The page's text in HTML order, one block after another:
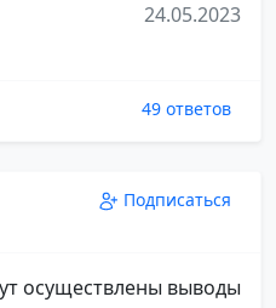
24.05.2023
49 ответов
Подписаться
осуществлены выводы